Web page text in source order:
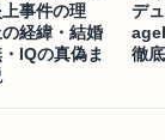
事件の理
経緯・結婚
IQの真偽ま
デ
徹